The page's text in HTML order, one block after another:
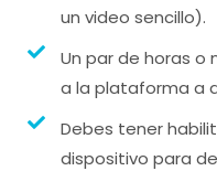
un video sencillo).
Un par de horas o
a la plataforma a
Debes tener
dispositivo para